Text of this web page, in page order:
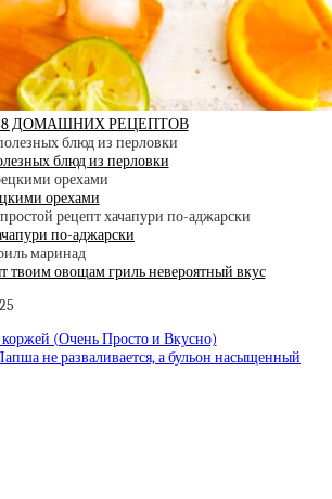
ДОМАШНИХ РЕЦЕПТОВ
блюд из перловки
орехами
по-аджарски
твоим овощам гриль невероятный вкус
(Очень Просто и Вкусно)
не разваливается, а бульон насыщенный